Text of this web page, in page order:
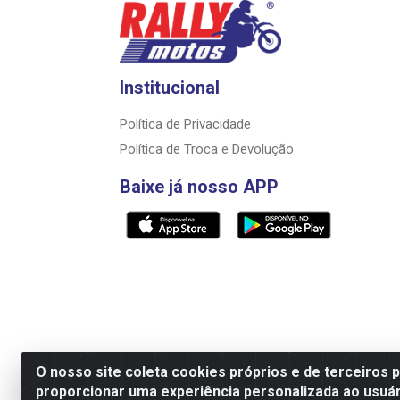
O nosso site coleta cookies próprios e de terceiros
proporcionar uma experiência personalizada ao
Institucional
Política de Privacidade
Política de Troca e Devolução
Baixe já nosso APP